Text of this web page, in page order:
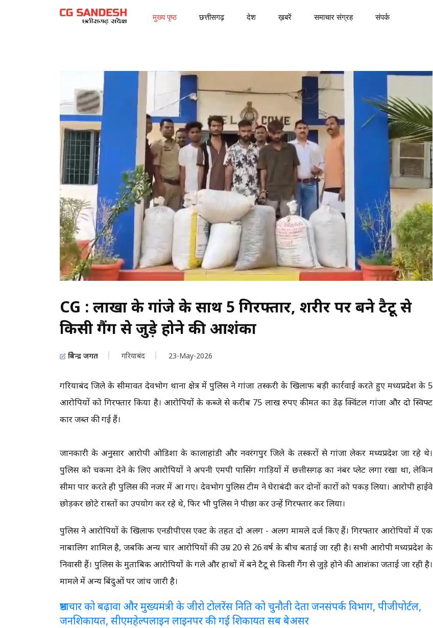
मुख्य पृष्ठ छत्तीसगढ़ देश ख़बरें समाचार संग्रह संपर्क
CG : लाखों के गांजे के साथ 5 गिरफ्तार, शरीर पर बने टैटू से
किसी गैंग से जुड़े होने की आशंका
त्रिवेन्द्र जगत गरियाबंद 23-May-2026
गरियाबंद जिले के सीमावर्ती देवभोग थाना क्षेत्र में पुलिस ने गांजा तस्करी के खिलाफ बड़ी कार्रवाई करते हुए मध्यप्रदेश के 5
आरोपियों को गिरफ्तार किया है। आरोपियों के कब्जे से करीब 75 लाख रुपए कीमत का डेढ़ क्विंटल गांजा और दो स्विफ्ट
कार जब्त की गई हैं।
जानकारी के अनुसार आरोपी ओडिशा के कालाहांडी और नवरंगपुर जिले के तस्करों से गांजा लेकर मध्यप्रदेश जा रहे थे।
पुलिस को चकमा देने के लिए आरोपियों ने अपनी एमपी पासिंग गाड़ियों में छत्तीसगढ़ का नंबर प्लेट लगा रखा था, लेकिन
सीमा पार करते ही पुलिस की नजर में आ गए। देवभोग पुलिस टीम ने घेराबंदी कर दोनों कारों को पकड़ लिया। आरोपी हाईवे
छोड़कर छोटे रास्तों का उपयोग कर रहे थे, फिर भी पुलिस ने पीछा कर उन्हें गिरफ्तार कर लिया।
पुलिस ने आरोपियों के खिलाफ एनडीपीएस एक्ट के तहत दो अलग - अलग मामले दर्ज किए हैं। गिरफ्तार आरोपियों में एक
नाबालिग शामिल है, जबकि अन्य चार आरोपियों की उम्र 20 से 26 वर्ष के बीच बताई जा रही है। सभी आरोपी मध्यप्रदेश के
निवासी हैं। पुलिस के मुताबिक आरोपियों के गले और हाथों में बने टैटू से किसी गैंग से जुड़े होने की आशंका जताई जा रही है।
मामले में अन्य बिंदुओं पर जांच जारी है।
भ्रष्टाचार को बढ़ावा और मुख्यमंत्री के जीरो टोलरेंस निति को चुनौती देता जनसंपर्क विभाग, पीजीपोर्टल,
जनशिकायत, सीएमहेल्पलाइन लाइनपर की गई शिकायत सब बेअसर